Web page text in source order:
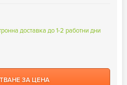
доставка до 1-2 работни дни
ЗА ЦЕНА